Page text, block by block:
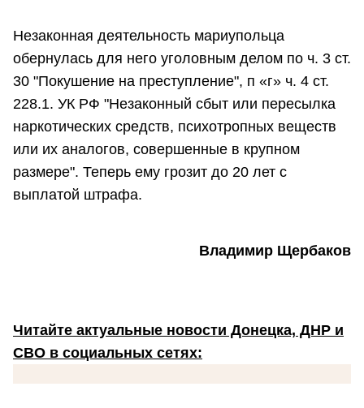
Незаконная деятельность мариупольца
обернулась для него уголовным делом по ч. 3 ст.
30 "Покушение на преступление", п «г» ч. 4 ст.
228.1. УК РФ "Незаконный сбыт или пересылка
наркотических средств, психотропных веществ
или их аналогов, совершенные в крупном
размере". Теперь ему грозит до 20 лет с
выплатой штрафа.
Владимир Щербаков
Читайте актуальные новости Донецка, ДНР и
СВО в социальных сетях: